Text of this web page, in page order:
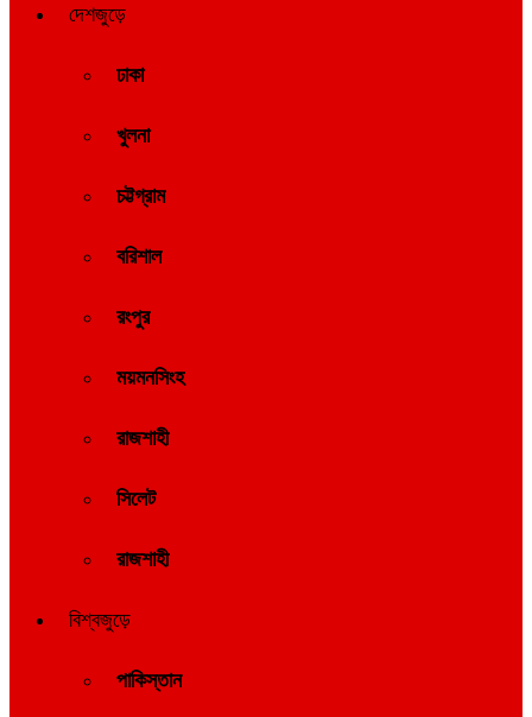
দেশজুড়ে
ঢাকা
খুলনা
চট্টগ্রাম
বরিশাল
রংপুর
ময়মনসিংহ
রাজশাহী
সিলেট
রাজশাহী
বিশ্বজুড়ে
পাকিস্তান